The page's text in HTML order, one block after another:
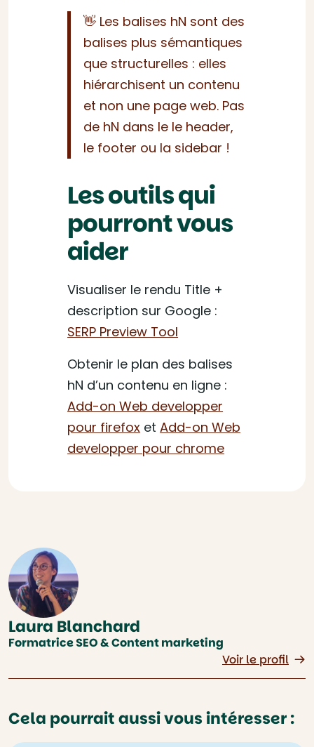
👋 Les balises hN sont des
balises plus sémantiques
que structurelles : elles
hiérarchisent un contenu
et non une page web. Pas
de hN dans le le header,
le footer ou la sidebar !
Les outils qui
pourront vous
aider
Visualiser le rendu Title +
description sur Google :
SERP Preview Tool
Obtenir le plan des balises
hN d’un contenu en ligne :
Add-on Web developper
pour firefox etAdd-on Web
developper pour chrome
Laura Blanchard
Formatrice SEO & Content marketing
Voir le profil
Cela pourrait aussi vous intéresser :